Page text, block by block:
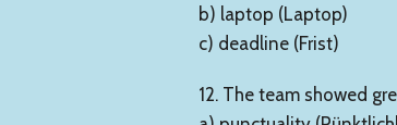
b) laptop (Laptop)
c) deadline (Frist)
12. The team showed